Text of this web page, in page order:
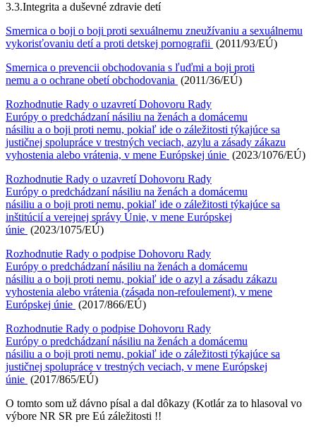
3.3.Integrita a duševné zdravie detí
Smernica o boji o boji proti sexuálnemu zneužívaniu a sexuálnemu
vykorisťovaniu detí a proti detskej pornografii (2011/93/EÚ)
Smernica o prevencii obchodovania s ľuďmi a boji proti
nemu a o ochrane obetí obchodovania (2011/36/EÚ)
Rozhodnutie Rady o uzavretí Dohovoru Rady
Európy o predchádzaní násiliu na ženách a domácemu
násiliu a o boji proti nemu, pokiaľ ide o záležitosti týkajúce sa
justičnej spolupráce v trestných veciach, azylu a zásady zákazu
vyhostenia alebo vrátenia, v mene Európskej únie (2023/1076/EÚ)
Rozhodnutie Rady o uzavretí Dohovoru Rady
Európy o predchádzaní násiliu na ženách a domácemu
násiliu a o boji proti nemu, pokiaľ ide o záležitosti týkajúce sa
inštitúcií a verejnej správy Únie, v mene Európskej
únie (2023/1075/EÚ)
Rozhodnutie Rady o podpise Dohovoru Rady
Európy o predchádzaní násiliu na ženách a domácemu
násiliu a o boji proti nemu, pokiaľ ide o azyl a zásadu zákazu
vyhostenia alebo vrátenia (zásada non-refoulement), v mene
Európskej únie (2017/866/EÚ)
Rozhodnutie Rady o podpise Dohovoru Rady
Európy o predchádzaní násiliu na ženách a domácemu
násiliu a o boji proti nemu, pokiaľ ide o záležitosti týkajúce sa
justičnej spolupráce v trestných veciach, v mene Európskej
únie (2017/865/EÚ)
O tomto som už dávno písal a dal dôkazy (Kotlár za to hlasoval vo
výbore NR SR pre Eú záležitosti !!